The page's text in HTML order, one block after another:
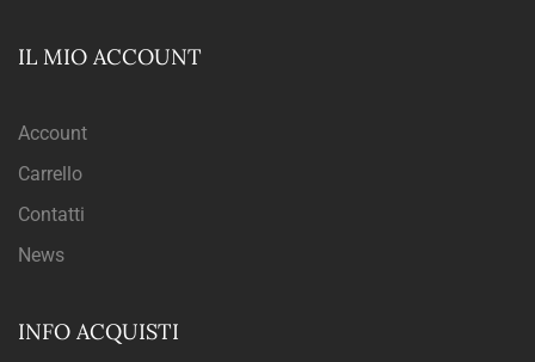
IL MIO ACCOUNT
Account
Carrello
Contatti
News
INFO ACQUISTI